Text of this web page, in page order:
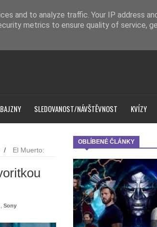
SLEDOVANOST/NÁVŠTĚVNOST KVÍZY
OBLÍBENÉ ČLÁNKY
/
El Muerto:
Sony
and to analyze traffic. Your IP address
metrics to ensure quality of service,